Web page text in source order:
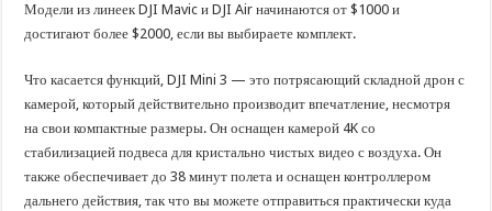
Модели из линеек DJI Mavic и DJI Air начинаются от $1000 и
достигают более $2000, если вы выбираете комплект.
Что касается функций, DJI Mini 3 — это потрясающий складной дрон с
камерой, который действительно производит впечатление, несмотря
на свои компактные размеры. Он оснащен камерой 4K со
стабилизацией подвеса для кристально чистых видео с воздуха. Он
также обеспечивает до 38 минут полета и оснащен контроллером
дальнего действия, так что вы можете отправиться практически куда